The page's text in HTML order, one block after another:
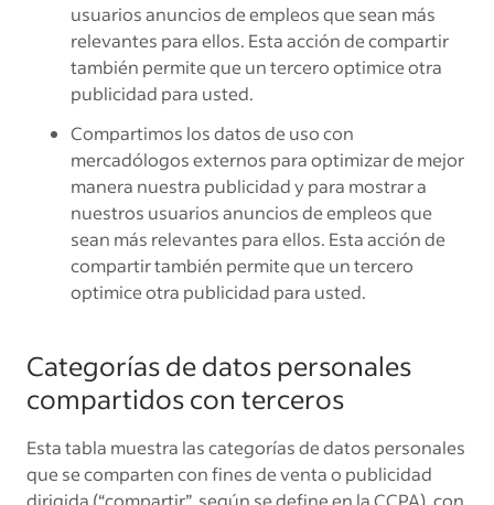
usuarios anuncios de empleos que sean más
relevantes para ellos. Esta acción de compartir
también permite que un tercero optimice otra
publicidad para usted.
Compartimos los datos de uso con
mercadólogos externos para optimizar de mejor
manera nuestra publicidad y para mostrar a
nuestros usuarios anuncios de empleos que
sean más relevantes para ellos. Esta acción de
compartir también permite que un tercero
optimice otra publicidad para usted.
Categorías de datos personales
compartidos con terceros
Esta tabla muestra las categorías de datos personales
que se comparten con fines de venta o publicidad
dirigida (“compartir”, según se define en la CCPA), con